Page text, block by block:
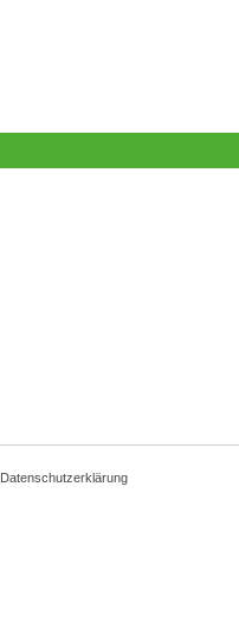
Datenschutzerklärung